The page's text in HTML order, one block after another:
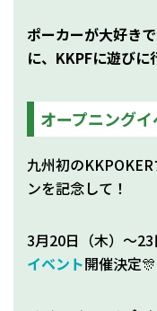
ポーカーが大好き
に、KKPFに遊び
オープニングイ
九州初の
ンを記念して！
3月20日（木）～
イベント開催決定🎊